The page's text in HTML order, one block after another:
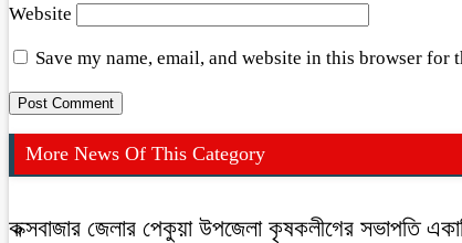
Website
Save my name, email, and website in this browser for
More News Of This Category
কক্সবাজার জেলার পেকুয়া উপজেলা কৃষকলীগের সভাপতি